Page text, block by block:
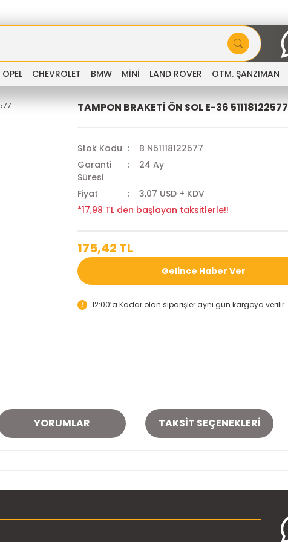
OPEL CHEVROLET BMW MİNİ LAND ROVER OTM. ŞANZIMAN
TAMPON BRAKETİ ÖN SOL E-36 51118122577
Stok Kodu
B N51118122577
Garanti
Süresi
24 Ay
Fiyat
3,07 USD + KDV
*17,98 TL den başlayan taksitlerle!!
175,42 TL
Gelince Haber Ver
12:00’a Kadar olan siparişler aynı gün kargoya verilir
YORUMLAR TAKSIT SEÇENEKLERI
Bu ürüne ilk yorumu siz yapın!